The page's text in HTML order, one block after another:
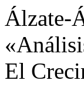
Álzate-
El